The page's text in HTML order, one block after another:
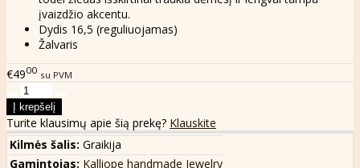
įvaizdžio akcentu.
Dydis 16,5 (reguliuojamas)
Žalvaris
€4900 su PVM
Turite klausimų apie šią prekę? Klauskite
Kilmės šalis: Graikija
Gamintojas: Kalliope handmade Jewelry